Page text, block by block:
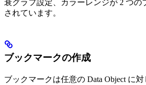
衰グラフ設定、カラーレンジが 2 つの
されています。
ブックマークの作成
ブックマークは任意の Data Object に対